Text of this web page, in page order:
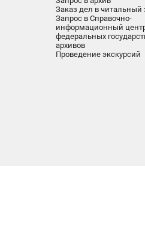
Заказ дел в читальный
Запрос в Справочно-
информационный
федеральных
архивов
Проведение экскурсий